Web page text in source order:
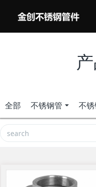
全部 不锈钢管 不